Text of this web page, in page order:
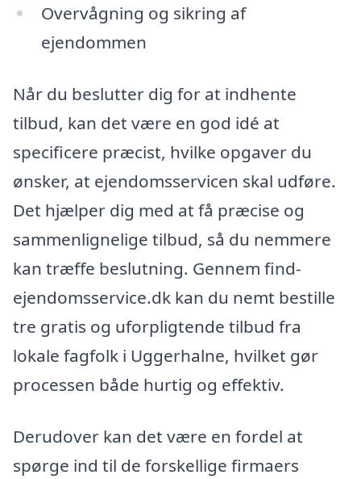
Overvågning og sikring af
ejendommen
Når du beslutter dig for at indhente
tilbud, kan det være en god idé at
specificere præcist, hvilke opgaver du
ønsker, at ejendomsservicen skal udføre.
Det hjælper dig med at få præcise og
sammenlignelige tilbud, så du nemmere
kan træffe beslutning. Gennem find-
ejendomsservice.dk kan du nemt bestille
tre gratis og uforpligtende tilbud fra
lokale fagfolk i Uggerhalne, hvilket gør
processen både hurtig og effektiv.
Derudover kan det være en fordel at
spørge ind til de forskellige firmaers